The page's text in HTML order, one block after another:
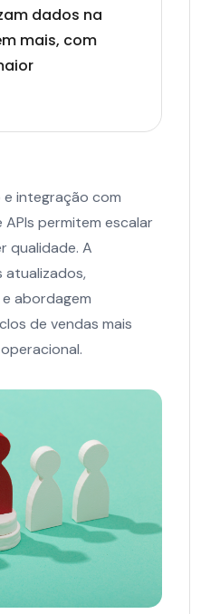
dados na
mais, com
e integração com
permitem escalar
qualidade. A
atualizados,
abordagem
de vendas mais